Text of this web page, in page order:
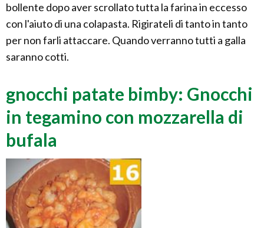
bollente dopo aver scrollato tutta la farina in eccesso
con l'aiuto di una colapasta. Rigirateli di tanto in tanto
per non farli attaccare. Quando verranno tutti a galla
saranno cotti.
gnocchi patate bimby: Gnocchi
in tegamino con mozzarella di
bufala